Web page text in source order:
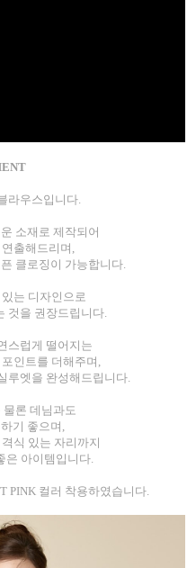
라우스입니다.
소재로 제작되어
출해드리며,
클로징이 가능합니다.
는 디자인으로
것을 권장드립니다.
스럽게 떨어지는
인트를 더해주며,
루엣을 완성해드립니다.
물론 데님과도
기 좋으며,
식 있는 자리까지
은 아이템입니다.
PINK 컬러 착용하였습니다.